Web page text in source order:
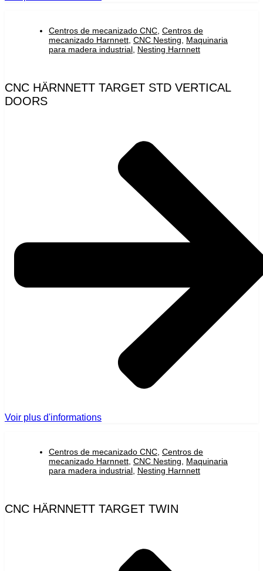
Centros de mecanizado CNC Centros de
mecanizado Harnnett CNC Nesting
Maquinaria
para madera industrial Nesting Harnnett
CNC HÄRNNETT TARGET STD VERTICAL
DOORS
Voir plus d'informations
Centros de mecanizado CNC Centros de
mecanizado Harnnett CNC Nesting
Maquinaria
para madera industrial Nesting Harnnett
CNC HÄRNNETT TARGET TWIN